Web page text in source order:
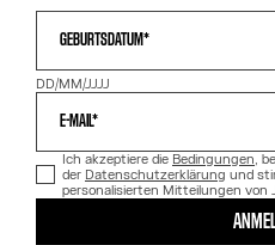
GEBURTSDATUM*
DD/MM/JJJJ
E-MAIL*
Ich akzeptiere die Bedingungen ,
der Datenschutzerklärung und
personalisierten Mitteilungen von